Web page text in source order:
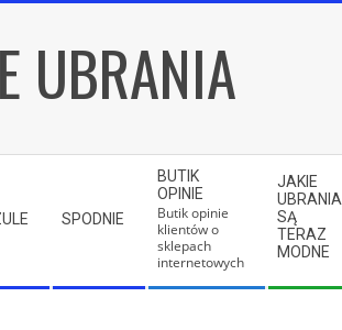
UBRANIA
SPODNIE
BUTIK
OPINIE
Butik opinie
klientów o
sklepach
internetowych
JAKIE
UBRANIA
SĄ
TERAZ
MODNE